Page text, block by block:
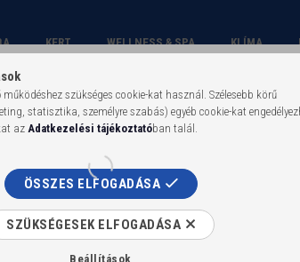
KERT WELLNESS & SPA KLÍMA
Delos falba
Cikkszám:DELOS-SET
Delos falba építhető WC
szükséges cookie-kat használ. Szélesebb körű
statisztika, személyre szabás) egyéb cookie-kat
azAdatkezelési tájékoztatóban talál.
ÖSSZES ELFOGADÁSA
SZÜKSÉGESEK ELFOGADÁSA
Beállítások